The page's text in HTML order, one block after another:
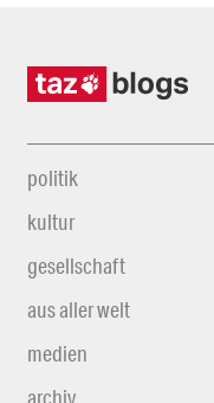
politik
kultur
gesellschaft
aus aller welt
medien
archiv